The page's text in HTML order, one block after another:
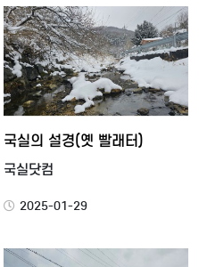
국실의 설경(옛 빨래터)
국실닷컴
2025-01-29